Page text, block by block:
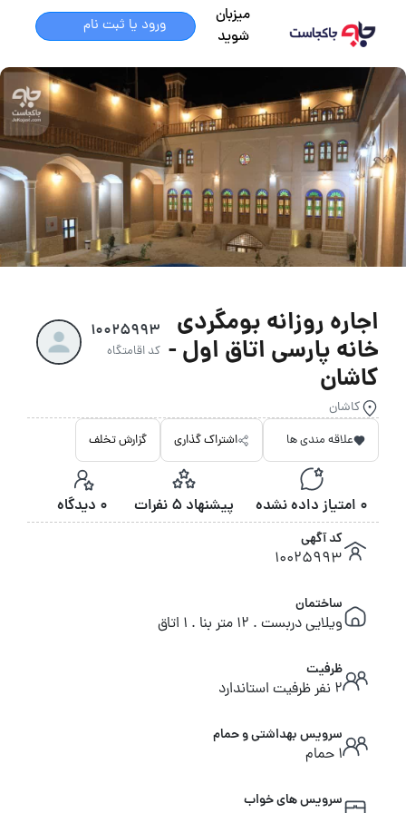
میزبان
شوید
ورود یا ثبت نام
اجاره روزانه بومگردی
خانه پارسی اتاق اول -
کاشان
کاشان
10025993
کد اقامتگاه
علاقه مندی ها اشتراک گذاری گزارش تخلف
0 امتیاز داده نشده پیشنهاد 5 نفرات 0 دیدگاه
کد آگهی
10025993
ساختمان
ویلایی دربست . 12 متر بنا . 1 اتاق
ظرفیت
2 نفر ظرفیت استاندارد
سرویس بهداشتی و حمام
1 حمام
سرویس های خواب